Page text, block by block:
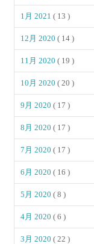
1月 2021( 13 )
12月 2020( 14 )
11月 2020( 19 )
10月 2020( 20 )
9月 2020( 17 )
8月 2020( 17 )
7月 2020( 17 )
6月 2020( 16 )
5月 2020( 8 )
4月 2020( 6 )
3月 2020( 22 )